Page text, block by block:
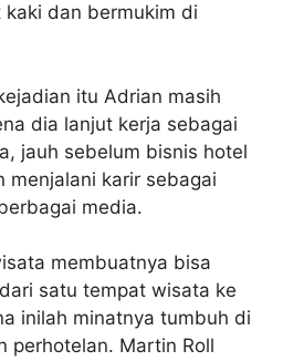
kaki dan bermukim di
itu Adrian masih
dia lanjut kerja sebagai
jauh sebelum bisnis hotel
menjalani karir sebagai
media.
membuatnya bisa
satu tempat wisata ke
inilah minatnya tumbuh di
perhotelan. Martin Roll